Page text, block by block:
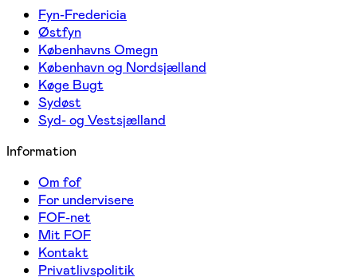
Fyn-Fredericia
Østfyn
Københavns Omegn
København og Nordsjælland
Køge Bugt
Sydøst
Syd- og Vestsjælland
Information
Om fof
For undervisere
FOF-net
Mit FOF
Kontakt
Privatlivspolitik